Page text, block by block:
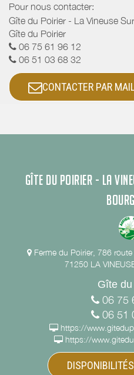
Pour nous contacter:
Gîte du Poirier - La Vineuse
Gîte du Poirier
06 75 61 96 12
06 51 03 68 32
CONTACTER PAR
GÎTE DU POIRIER - LA
Ferme du Poirier, 786
71250 LA
Gîte
06 75
06 51
https://
https://